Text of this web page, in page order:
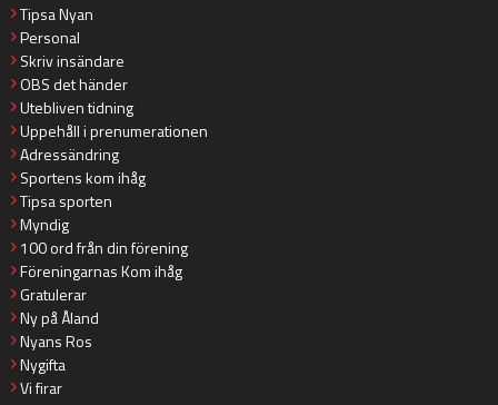
Tipsa Nyan
Personal
Skriv insändare
OBS det händer
Utebliven tidning
Uppehåll i prenumerationen
Adressändring
Sportens kom ihåg
Tipsa sporten
Myndig
100 ord från din förening
Föreningarnas Kom ihåg
Gratulerar
Ny på Åland
Nyans Ros
Nygifta
Vi firar